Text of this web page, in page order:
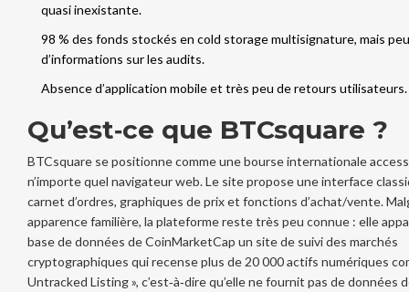
quasi inexistante.
98 % des fonds stockés en cold storage multisignature, mais peu
d’informations sur les audits.
Absence d’application mobile et très peu de retours utilisateurs.
Qu’est‑ce que BTCsquare ?
BTCsquare se positionne comme une bourse internationale
n’importe quel navigateur web. Le site propose une interface
carnet d’ordres, graphiques de prix et fonctions d’achat/vente.
apparence familière, la plateforme reste très peu connue : elle
base de données deCoinMarketCap un site de suivi des marchés
cryptographiques qui recense plus de 20 000 actifs numériques
Untracked Listing », c’est‑à‑dire qu’elle ne fournit pas de données